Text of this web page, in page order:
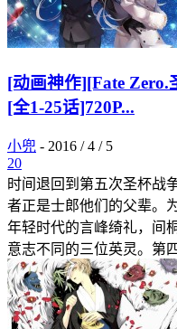
[动画神作][Fate
[全1-25话]720P...
小兜 - 2016 / 4 / 5
20
时间退回到第五次圣杯战
者正是士郎他们的父辈。
年轻时代的言峰绮礼，间
意志不同的三位英灵。第